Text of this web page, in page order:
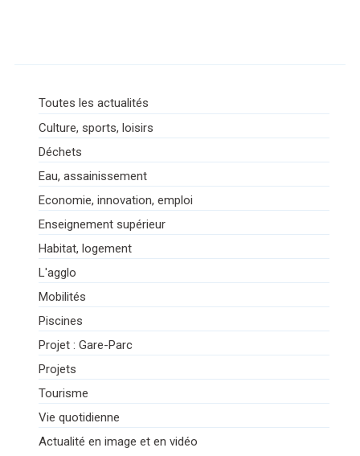
Toutes les actualités
Culture, sports, loisirs
Déchets
Eau, assainissement
Economie, innovation, emploi
Enseignement supérieur
Habitat, logement
L'agglo
Mobilités
Piscines
Projet : Gare-Parc
Projets
Tourisme
Vie quotidienne
Actualité en image et en vidéo